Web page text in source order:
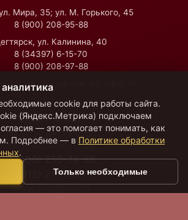
Мира, 35; ул. М. Горького, 45
8 (900) 208-95-88
ул. Калинина, 40
8 (34397) 6-15-70
8 (900) 208-97-88
ул. Посадская, 45, офис 14
Время работы
Пн — Пт:
09:00–18:00
Сб — Вс:11:00–17:00
8 (800) 250-74-88
8 (912) 211-44-77
moiabsolut@mail.ru
cookie для работы сайта.
(Яндекс.Метрика) подключаем
— это помогает понимать, как
Подробнее — в Политике обработки
.
Только необходимые